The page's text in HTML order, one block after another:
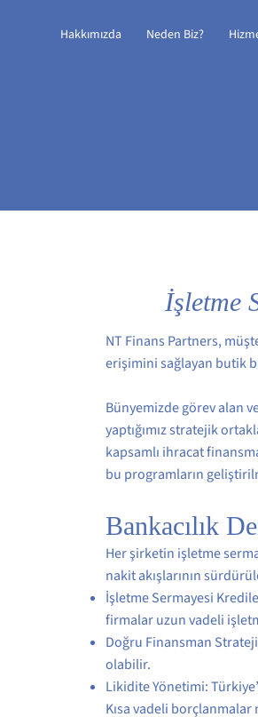
Hakkımızda Neden Biz?
İşletme
NT Finans Partners,
erişimini sağlayan butik
Bünyemizde görev alan
yaptığımız stratejik
kapsamlı ihracat
bu programların
Bankacılık
Her şirketin işletme
nakit akışlarının
İşletme Sermayesi
firmalar uzun vadeli
Doğru Finansman
olabilir.
Likidite Yönetimi:
Kısa vadeli borçlanmalar